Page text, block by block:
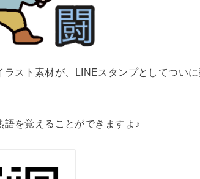
ラスト素材が、LINEスタンプとしてつい
を覚えることができますよ♪